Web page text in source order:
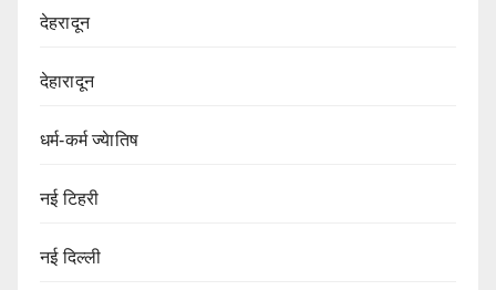
देहरादून
देहारादून
धर्म-कर्म ज्येातिष
नई टिहरी
नई दिल्ली